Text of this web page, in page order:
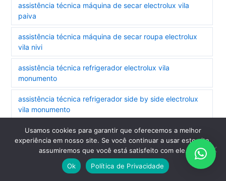
assistência técnica máquina de secar electrolux vila
paiva
assistência técnica máquina de secar roupa electrolux
vila nivi
assistência técnica refrigerador electrolux vila
monumento
assistência técnica refrigerador side by side electrolux
vila monumento
assistência técnica refrigerador side by side electrolux
vila nivi
assistência técnica secadora electrolux vila nivi
Usamos cookies para garantir que oferecemos a melhor
experiência em nosso site. Se você continuar a usar este site,
assumiremos que você está satisfeito com ele.
Ok
Política de Privacidade